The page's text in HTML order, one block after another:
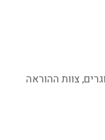
צוות ההוראה